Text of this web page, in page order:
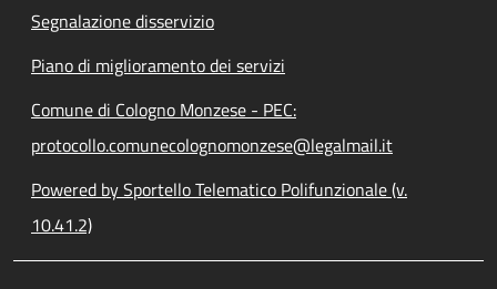
Segnalazione disservizio
Piano di miglioramento dei servizi
Comune di Cologno Monzese - PEC:
protocollo.comunecolognomonzese@legalmail.it
Powered by Sportello Telematico Polifunzionale (v.
10.41.2)